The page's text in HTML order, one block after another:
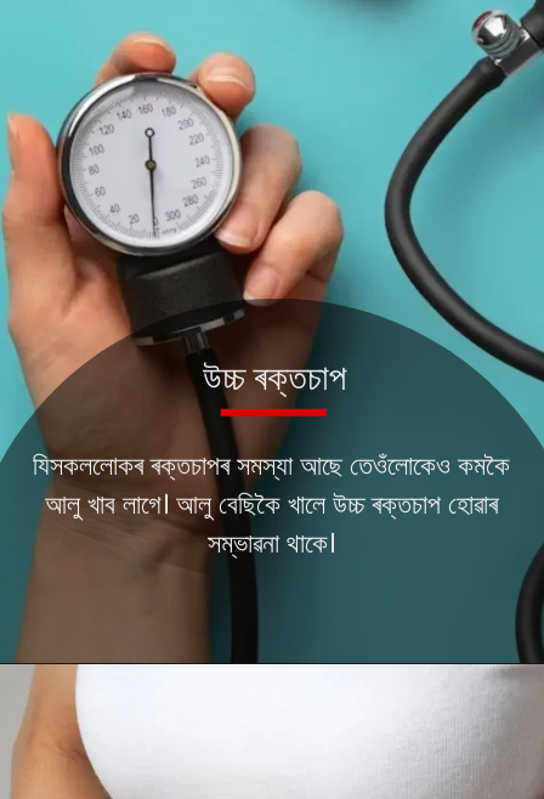
যিসকললোকৰ ৰক্তচাপৰ সমস্যা আছে তেওঁলোকেও কমকৈ
আলু খাব লাগে। আলু বেছিকৈ খালে উচ্চ ৰক্তচাপ হোৱাৰ
সম্ভাৱনা থাকে।
উচ্চ ৰক্তচাপ